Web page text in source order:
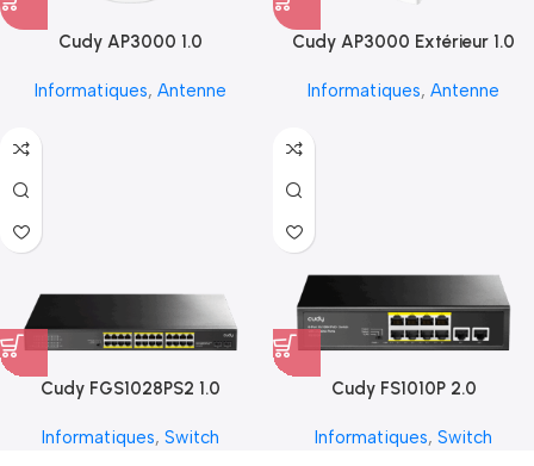
Cudy AP3000 1.0
Informatiques, Antenne
Cudy AP3000 Extérieur 1.0
Informatiques, Antenne
Cudy FGS1028PS2 1.0
Informatiques, Switch
Cudy FS1010P 2.0
Informatiques, Switch